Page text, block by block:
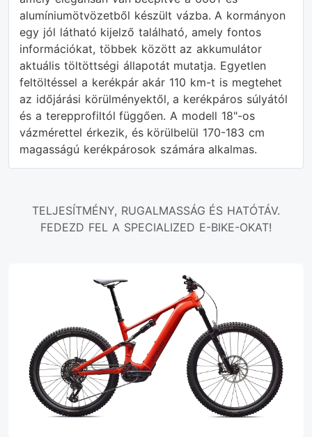
alumíniumötvözetből készült vázba. A kormányon
egy jól látható kijelző található, amely fontos
információkat, többek között az akkumulátor
aktuális töltöttségi állapotát mutatja. Egyetlen
feltöltéssel a kerékpár akár 110 km-t is megtehet
az időjárási körülményektől, a kerékpáros súlyától
és a terepprofiltól függően. A modell 18"-os
vázmérettel érkezik, és körülbelül 170-183 cm
magasságú kerékpárosok számára alkalmas.
TELJESÍTMÉNY, RUGALMASSÁG ÉS HATÓTÁV.
FEDEZD FEL A SPECIALIZED E-BIKE-OKAT!